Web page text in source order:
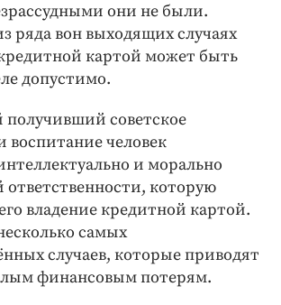
они не были.
ряда вон выходящих случаях
картой может быть
допустимо.
получивший советское
воспитание человек
и морально
ответственности, которую
владение кредитной картой.
самых
случаев, которые приводят
финансовым потерям.